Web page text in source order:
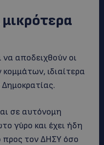
να αποδειχθούν οι
ιδιαίτερα
σε αυτόνομη
γύρο και έχει ήδη
προς τον ΔΗΣΥ όσο